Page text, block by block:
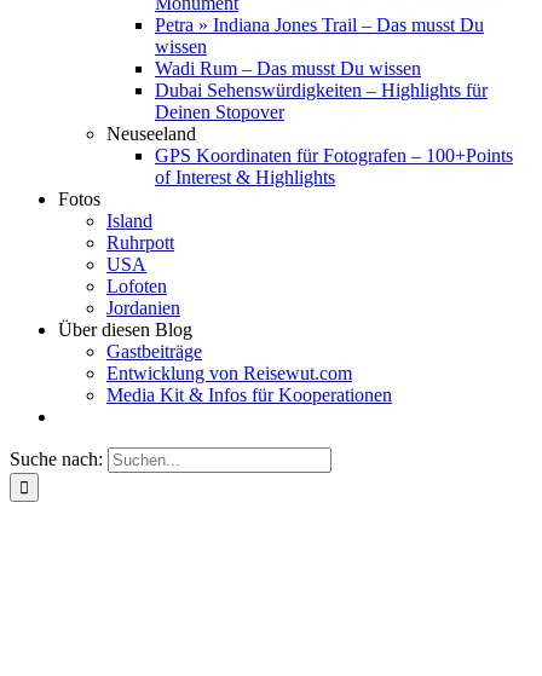
Petra » Indiana Jones Trail – Das musst Du
wissen
Wadi Rum – Das musst Du wissen
Dubai Sehenswürdigkeiten – Highlights für
Deinen Stopover
Neuseeland
GPS Koordinaten für Fotografen – 100+Points
of Interest & Highlights
Fotos
Island
Ruhrpott
USA
Lofoten
Jordanien
Über diesen Blog
Gastbeiträge
Entwicklung von Reisewut.com
Media Kit & Infos für Kooperationen
Suche nach: